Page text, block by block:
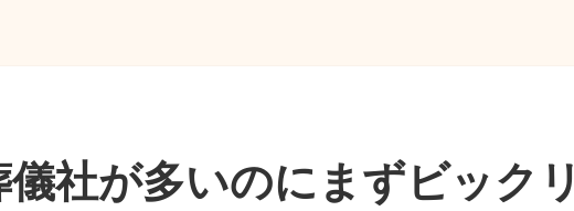
儀社が多いのにまずビックリ